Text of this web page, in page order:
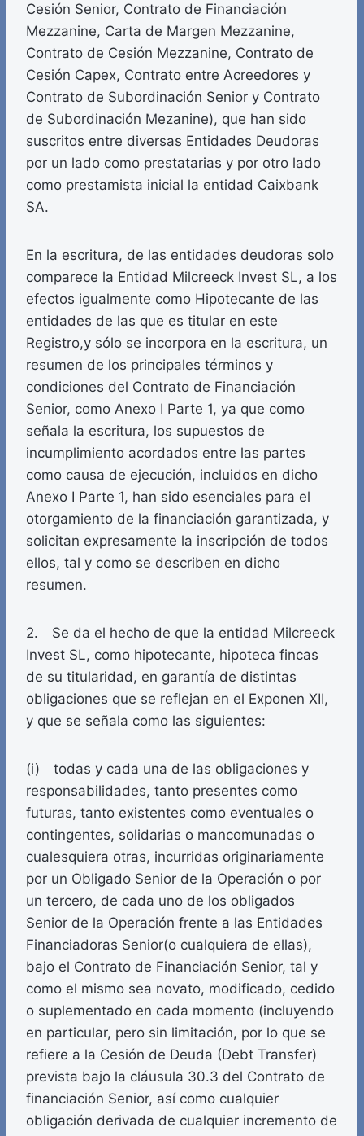
Cesión Senior, Contrato de Financiación
Mezzanine, Carta de Margen Mezzanine,
Contrato de Cesión Mezzanine, Contrato de
Cesión Capex, Contrato entre Acreedores y
Contrato de Subordinación Senior y Contrato
de Subordinación Mezanine), que han sido
suscritos entre diversas Entidades Deudoras
por un lado como prestatarias y por otro lado
como prestamista inicial la entidad Caixbank
SA.
En la escritura, de las entidades deudoras solo
comparece la Entidad Milcreeck Invest SL, a los
efectos igualmente como Hipotecante de las
entidades de las que es titular en este
Registro,y sólo se incorpora en la escritura, un
resumen de los principales términos y
condiciones del Contrato de Financiación
Senior, como Anexo I Parte 1, ya que como
señala la escritura, los supuestos de
incumplimiento acordados entre las partes
como causa de ejecución, incluidos en dicho
Anexo I Parte 1, han sido esenciales para el
otorgamiento de la financiación garantizada, y
solicitan expresamente la inscripción de todos
ellos, tal y como se describen en dicho
resumen.
2. Se da el hecho de que la entidad Milcreeck
Invest SL, como hipotecante, hipoteca fincas
de su titularidad, en garantía de distintas
obligaciones que se reflejan en el Exponen XII,
y que se señala como las siguientes:
(i) todas y cada una de las obligaciones y
responsabilidades, tanto presentes como
futuras, tanto existentes como eventuales o
contingentes, solidarias o mancomunadas o
cualesquiera otras, incurridas originariamente
por un Obligado Senior de la Operación o por
un tercero, de cada uno de los obligados
Senior de la Operación frente a las Entidades
Financiadoras Senior(o cualquiera de ellas),
bajo el Contrato de Financiación Senior, tal y
como el mismo sea novato, modificado, cedido
o suplementado en cada momento (incluyendo
en particular, pero sin limitación, por lo que se
refiere a la Cesión de Deuda (Debt Transfer)
prevista bajo la cláusula 30.3 del Contrato de
financiación Senior, así como cualquier
obligación derivada de cualquier incremento de